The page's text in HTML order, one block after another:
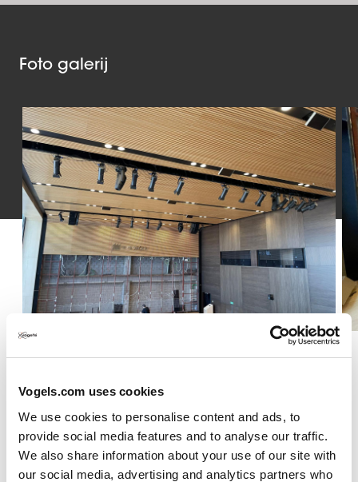
Vogels.com uses cookies
We use cookies to personalise content and ads, to
provide social media features and to analyse our traffic.
We also share information about your use of our site with
our social media, advertising and analytics partners who
Foto galerij
Slide 1 of 5